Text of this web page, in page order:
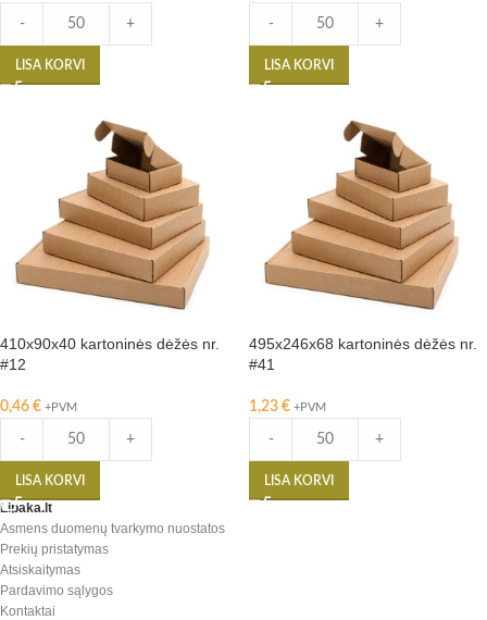
- +
LISA KORVI
- +
LISA KORVI
410x90x40 kartoninės dėžės nr.
#12
0,46 € +PVM
- +
LISA KORVI
495x246x68 kartoninės dėžės nr.
#41
1,23 € +PVM
- +
LISA KORVI
Lipaka.lt
Asmens duomenų tvarkymo nuostatos
Prekių pristatymas
Atsiskaitymas
Pardavimo sąlygos
Kontaktai